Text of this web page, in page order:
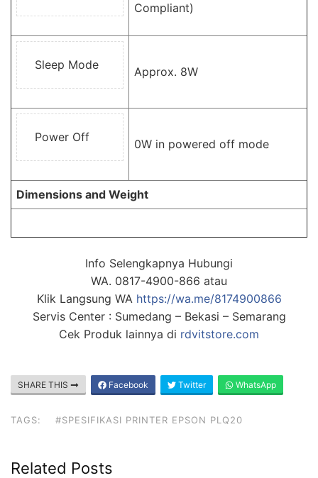
Compliant)
Sleep Mode Approx. 8W
Power Off 0W in powered off mode
Dimensions and Weight
Info Selengkapnya Hubungi
WA. 0817-4900-866 atau
Klik Langsung WA https://wa.me/8174900866
Servis Center : Sumedang – Bekasi – Semarang
Cek Produk lainnya di rdvitstore.com
SHARE THIS Facebook Twitter WhatsApp
TAGS: #SPESIFIKASI PRINTER EPSON PLQ20
Related Posts